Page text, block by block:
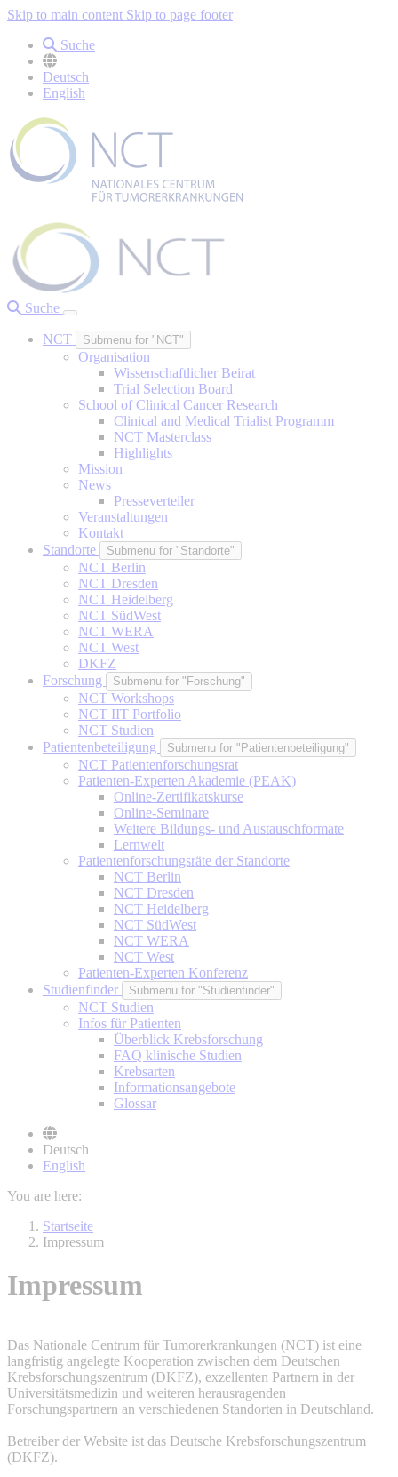
Skip to main content Skip to page footer
Suche
Deutsch
English
Suche
NCT Submenu for "NCT"
Organisation
Wissenschaftlicher Beirat
Trial Selection Board
School of Clinical Cancer Research
Clinical and Medical Trialist Programm
NCT Masterclass
Highlights
Mission
News
Presseverteiler
Veranstaltungen
Kontakt
Standorte
Submenu for "Standorte"
NCT Berlin
NCT Dresden
NCT Heidelberg
NCT SüdWest
NCT WERA
NCT West
DKFZ
Forschung
Submenu for "Forschung"
NCT Workshops
NCT IIT Portfolio
NCT Studien
Patientenbeteiligung
Submenu for "Patientenbeteiligung"
NCT Patientenforschungsrat
Patienten-Experten Akademie (PEAK)
Online-Zertifikatskurse
Online-Seminare
Weitere Bildungs- und Austauschformate
Lernwelt
Patientenforschungsräte der Standorte
NCT Berlin
NCT Dresden
NCT Heidelberg
NCT SüdWest
NCT WERA
NCT West
Patienten-Experten Konferenz
Studienfinder
Submenu for "Studienfinder"
NCT Studien
Infos für Patienten
Überblick Krebsforschung
FAQ klinische Studien
Krebsarten
Informationsangebote
Glossar
Deutsch
English
You are here:
Startseite
Impressum
Impressum
Das Nationale Centrum für Tumorerkrankungen (NCT) ist eine
langfristig angelegte Kooperation zwischen dem Deutschen
Krebsforschungszentrum (DKFZ), exzellenten Partnern in der
Universitätsmedizin und weiteren herausragenden
Forschungspartnern an verschiedenen Standorten in Deutschland.
Betreiber der Website ist das Deutsche Krebsforschungszentrum
(DKFZ).